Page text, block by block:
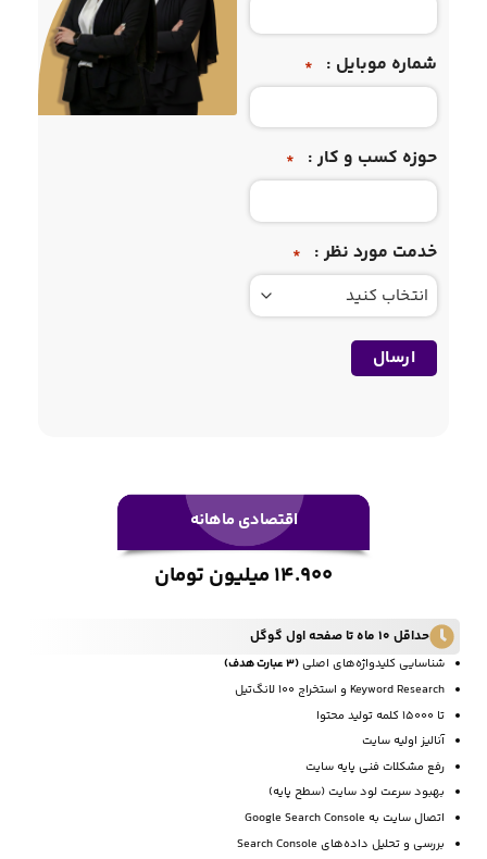
شماره موبایل : *
حوزه کسب و کار : *
خدمت مورد نظر : *
اقتصادی ماهانه
14.900 میلیون تومان
حداقل 10 ماه تا صفحه اول گوگل
شناسایی کلیدواژه‌های اصلی(3 عبارت هدف)
Keyword Research و استخراج 100 لانگ‌تیل
تا 15000 کلمه تولید محتوا
آنالیز اولیه سایت
رفع مشکلات فنی پایه سایت
بهبود سرعت لود سایت (سطح پایه)
اتصال سایت به Google Search Console
بررسی و تحلیل داده‌های Search Console